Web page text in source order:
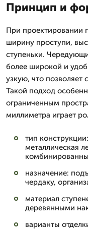
Принцип и
При проектировании
ширину проступи,
ступеньки.
более широкой и
узкую, что позволяет
Такой подход
ограниченным
миллиметра играет
тип
металлическая
назначение:
чердаку,
материал
деревянными
варианты